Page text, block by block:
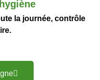
la journée, contrôle